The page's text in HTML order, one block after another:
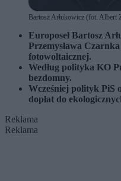
Bartosz Arłukowicz (fot. Albert
Europoseł Bartosz
Przemysława
fotowoltaicznej.
Według polityka KO
bezdomny.
Wcześniej polityk PiS
dopłat do
Reklama
Reklama